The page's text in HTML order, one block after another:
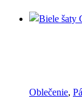
Oblečenie,